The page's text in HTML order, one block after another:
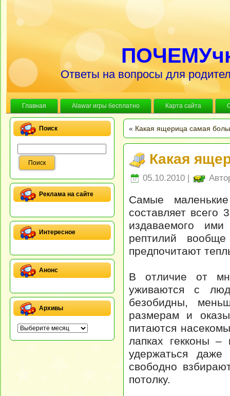
Ответы на вопросы для
Главная Alawar игры бесплатно Карта сайта
Поиск
Реклама на сайте
Интересное
Анонс
Архивы
« Какая ящерица самая
Какая
05.10.2010 |
Самые
составляет всего
издаваемого
рептилий
предпочитают
В отличие от
уживаются с
безобидны,
размерам и
питаются
лапках гекконы
удержаться даже
свободно
потолку.